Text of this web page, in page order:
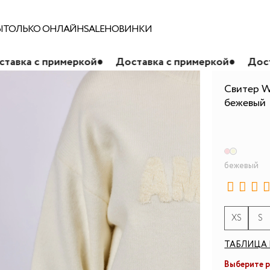
ТОЛЬКО ОНЛАЙНSALEНОВИНКИ
● Доставка с примеркой●
Доставка с
Свитер
бежевый
бежевый
XS S
ТАБЛИЦА
Выберите